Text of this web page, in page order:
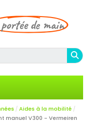
de main
Aides à la mobilité
manuel V300 - Vermeiren